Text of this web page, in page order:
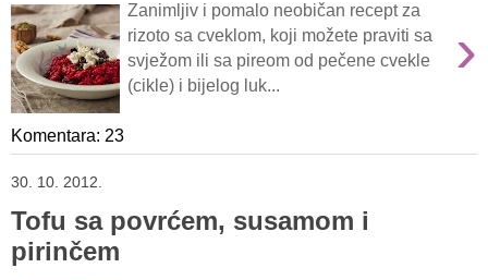
›
Zanimljiv i pomalo neobičan recept za
rizoto sa cveklom, koji možete praviti sa
svježom ili sa pireom od pečene cvekle
(cikle) i bijelog luk...
Komentara: 23
30. 10. 2012.
Tofu sa povrćem, susamom i
pirinčem